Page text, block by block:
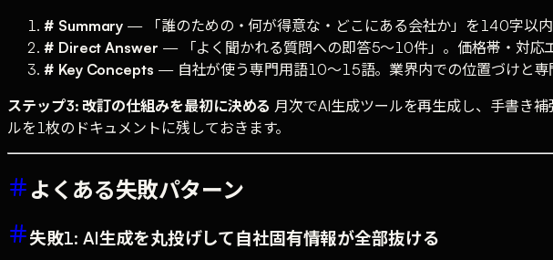
# Summary — 「誰のための・何が得意な・どこにある会社か」を140字以
# Direct Answer — 「よく聞かれる質問への即答5〜10件」。価格帯・対応
# Key Concepts — 自社が使う専門用語10〜15語。業界内での位置づけと専
ステップ3: 改訂の仕組みを最初に決める 月次でAI生成ツールを再生成し、手書き
ルを1枚のドキュメントに残しておきます。
よくある失敗パターン
失敗1: AI生成を丸投げして自社固有情報が全部抜ける